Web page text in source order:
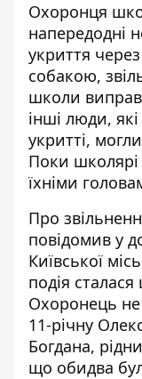
Охоронця
напередодні
укриття
собакою,
школи
інші люди,
укритті,
Поки школярі
їхніми
Про
повідомив у
Київської
подія
Охоронець
11-річну
Богдана,
що обидва